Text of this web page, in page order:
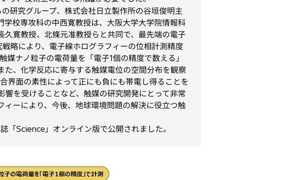
研究グループ、株式会社日立製作所の谷垣俊明主
校専攻科の中西寛教授は、大阪大学大学院情報科
寛教授、北條元准教授らと共同で、最先端の電子
略により、電子線ホログラフィーの位相計測精度
ナノ粒子の電荷量を「電子1個の精度で数える」
、化学反応に寄与する触媒電位の空間分布を観察
界面の素性によって正にも負にも帯電し得ることを
を受けることなど、触媒の研究開発にとって非常
ーにより、今後、地球環境問題の解決に役立つ触
Science」オンライン版で公開されました。